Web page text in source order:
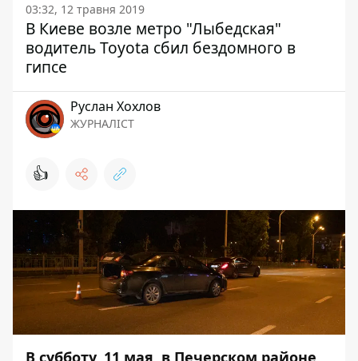
03:32, 12 травня 2019
В Киеве возле метро "Лыбедская"
водитель Toyota сбил бездомного в
гипсе
Руслан Хохлов
ЖУРНАЛІСТ
👍
В субботу, 11 мая, в Печерском районе